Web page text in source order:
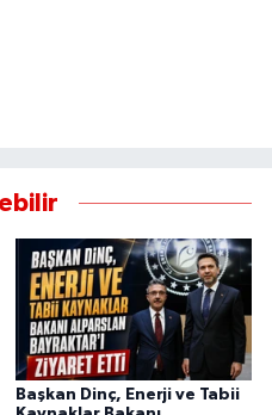
Başkan Dinç, Enerji ve Tabii